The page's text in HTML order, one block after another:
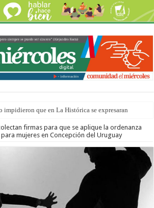
que en La Histórica se expresaran
firmas para que se aplique la ordenanza
mujeres en Concepción del Uruguay